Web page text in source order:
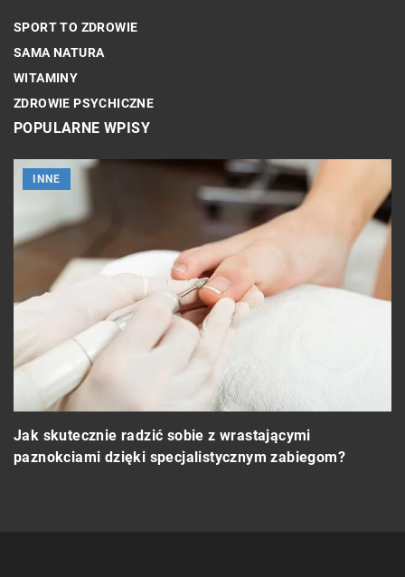
SPORT TO ZDROWIE
SAMA NATURA
WITAMINY
ZDROWIE PSYCHICZNE
POPULARNE WPISY
INNE
Jak skutecznie radzić sobie z wrastającymi
paznokciami dzięki specjalistycznym zabiegom?